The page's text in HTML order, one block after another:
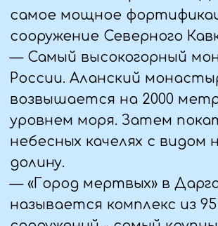
Прибытие в г. Шали.
— Заселение в отель
Экскурсия в мечеть «Гордость
Крупнейшая в Европе мечеть
«Гордость Мусульман» - это
поистине шедевр исламской
архитектуры, поражающий
изяществом конструкций и красотой
минаретов. Самая величественная,
самая белоснежная, самая
самая….Это все о ней..
На площади в 5 га, вокруг мечети,
разбит уникальный парк, на